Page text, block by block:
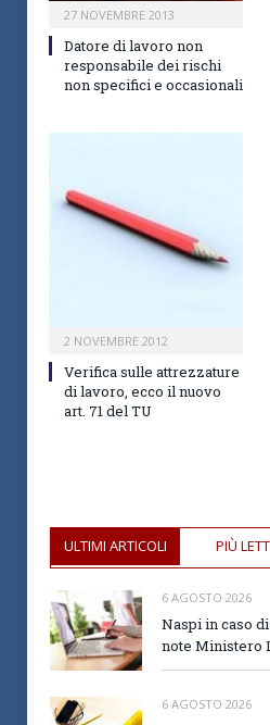
27 NOVEMBRE 2013
Datore di lavoro non
responsabile dei rischi
non specifici e occasionali
2 NOVEMBRE 2012
Verifica sulle attrezzature
di lavoro, ecco il nuovo
art. 71 del TU
ULTIMI ARTICOLI PIÙ
6 AGOSTO 2026
Naspi in caso
note Ministero
6 AGOSTO 2026